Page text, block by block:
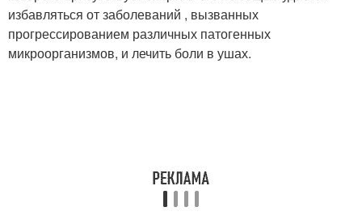
избавляться от заболеваний , вызванных
прогрессированием различных патогенных
микроорганизмов, и лечить боли в ушах.